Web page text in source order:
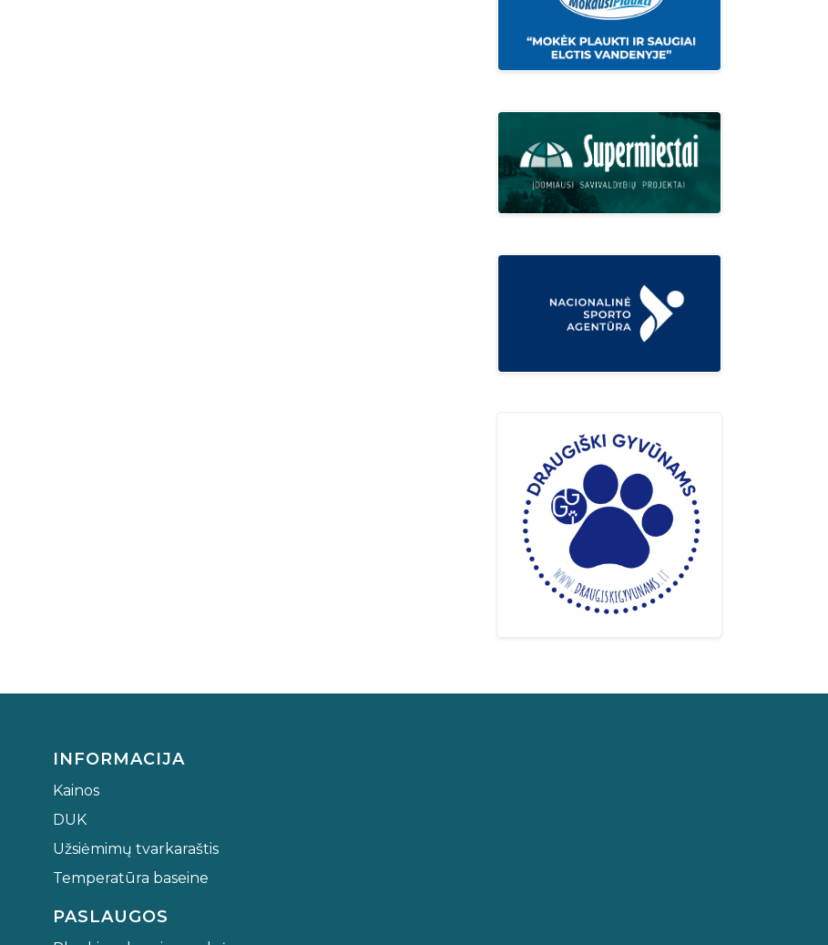
INFORMACIJA
Kainos
DUK
Užsiėmimų tvarkaraštis
Temperatūra baseine
PASLAUGOS